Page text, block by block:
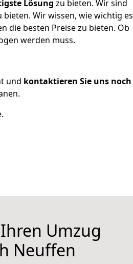
Lösung zu bieten. Wir sind
bieten. Wir wissen, wie wichtig es
die besten Preise zu bieten. Ob
werden muss.
und kontaktieren Sie uns noch
Umzug
Neuffen